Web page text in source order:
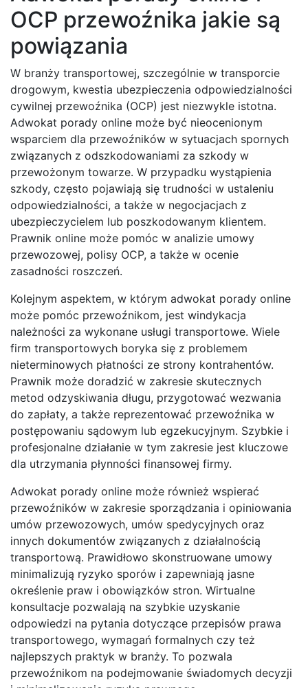
OCP przewoźnika jakie są
powiązania
W branży transportowej, szczególnie w transporcie
drogowym, kwestia ubezpieczenia odpowiedzialności
cywilnej przewoźnika (OCP) jest niezwykle istotna.
Adwokat porady online może być nieocenionym
wsparciem dla przewoźników w sytuacjach spornych
związanych z odszkodowaniami za szkody w
przewożonym towarze. W przypadku wystąpienia
szkody, często pojawiają się trudności w ustaleniu
odpowiedzialności, a także w negocjacjach z
ubezpieczycielem lub poszkodowanym klientem.
Prawnik online może pomóc w analizie umowy
przewozowej, polisy OCP, a także w ocenie
zasadności roszczeń.
Kolejnym aspektem, w którym adwokat porady online
może pomóc przewoźnikom, jest windykacja
należności za wykonane usługi transportowe. Wiele
firm transportowych boryka się z problemem
nieterminowych płatności ze strony kontrahentów.
Prawnik może doradzić w zakresie skutecznych
metod odzyskiwania długu, przygotować wezwania
do zapłaty, a także reprezentować przewoźnika w
postępowaniu sądowym lub egzekucyjnym. Szybkie i
profesjonalne działanie w tym zakresie jest kluczowe
dla utrzymania płynności finansowej firmy.
Adwokat porady online może również wspierać
przewoźników w zakresie sporządzania i opiniowania
umów przewozowych, umów spedycyjnych oraz
innych dokumentów związanych z działalnością
transportową. Prawidłowo skonstruowane umowy
minimalizują ryzyko sporów i zapewniają jasne
określenie praw i obowiązków stron. Wirtualne
konsultacje pozwalają na szybkie uzyskanie
odpowiedzi na pytania dotyczące przepisów prawa
transportowego, wymagań formalnych czy też
najlepszych praktyk w branży. To pozwala
przewoźnikom na podejmowanie świadomych decyzji